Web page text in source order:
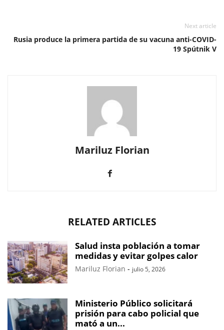
Next article
Rusia produce la primera partida de su vacuna anti-COVID-
19 Spútnik V
Mariluz Florian
RELATED ARTICLES
Salud insta población a tomar
medidas y evitar golpes calor
Mariluz Florian - julio 5, 2026
Ministerio Público solicitará
prisión para cabo policial que
mató a un...